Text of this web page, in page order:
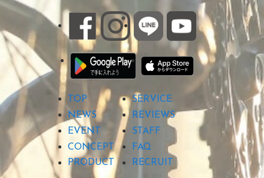
TOP
SERVICE
NEWS
REVIEWS
EVENT
STAFF
CONCEPT
FAQ
PRODUCT
RECRUIT